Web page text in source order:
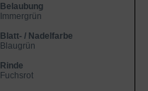
Belaubung
Immergrün
Blatt- / Nadelfarbe
Blaugrün
Rinde
Fuchsrot